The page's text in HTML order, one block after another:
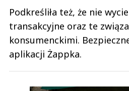
Podkreśliła też, że nie
transakcyjne oraz te
konsumenckimi.
aplikacji Żappka.